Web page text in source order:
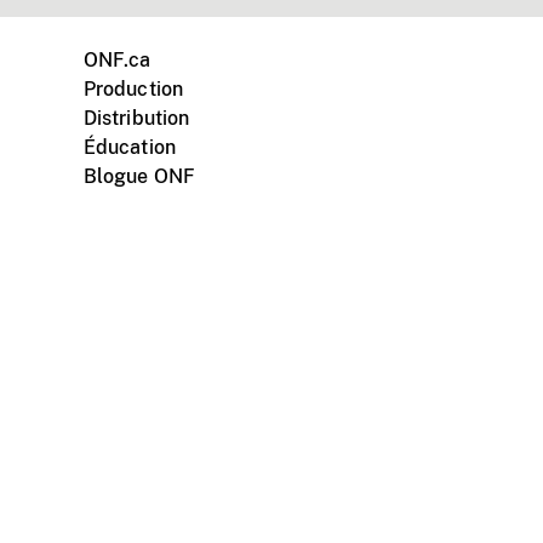
ONF.ca
Production
Distribution
Éducation
Blogue ONF